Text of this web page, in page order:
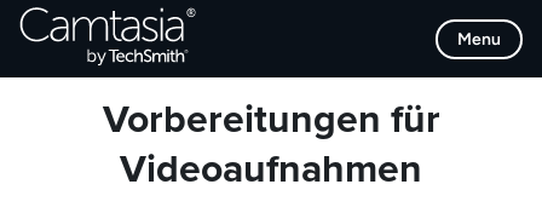
Direkt
zum
Menu
Browse Categories
Vorbereitungen für
Videoaufnahmen